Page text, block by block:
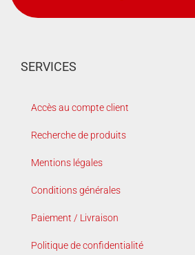
SERVICES
Accès au compte client
Recherche de produits
Mentions légales
Conditions générales
Paiement / Livraison
Politique de confidentialité